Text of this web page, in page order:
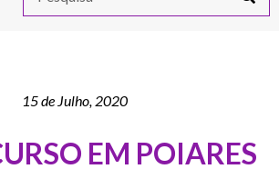
15 de Julho, 2020
EM POIARES